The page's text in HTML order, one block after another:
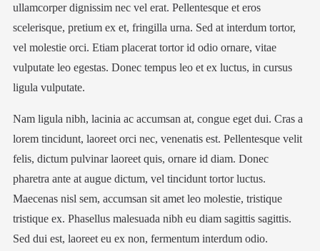
ullamcorper dignissim nec vel erat. Pellentesque et eros
scelerisque, pretium ex et, fringilla urna. Sed at interdum tortor,
vel molestie orci. Etiam placerat tortor id odio ornare, vitae
vulputate leo egestas. Donec tempus leo et ex luctus, in cursus
ligula vulputate.
Nam ligula nibh, lacinia ac accumsan at, congue eget dui. Cras a
lorem tincidunt, laoreet orci nec, venenatis est. Pellentesque velit
felis, dictum pulvinar laoreet quis, ornare id diam. Donec
pharetra ante at augue dictum, vel tincidunt tortor luctus.
Maecenas nisl sem, accumsan sit amet leo molestie, tristique
tristique ex. Phasellus malesuada nibh eu diam sagittis sagittis.
Sed dui est, laoreet eu ex non, fermentum interdum odio.